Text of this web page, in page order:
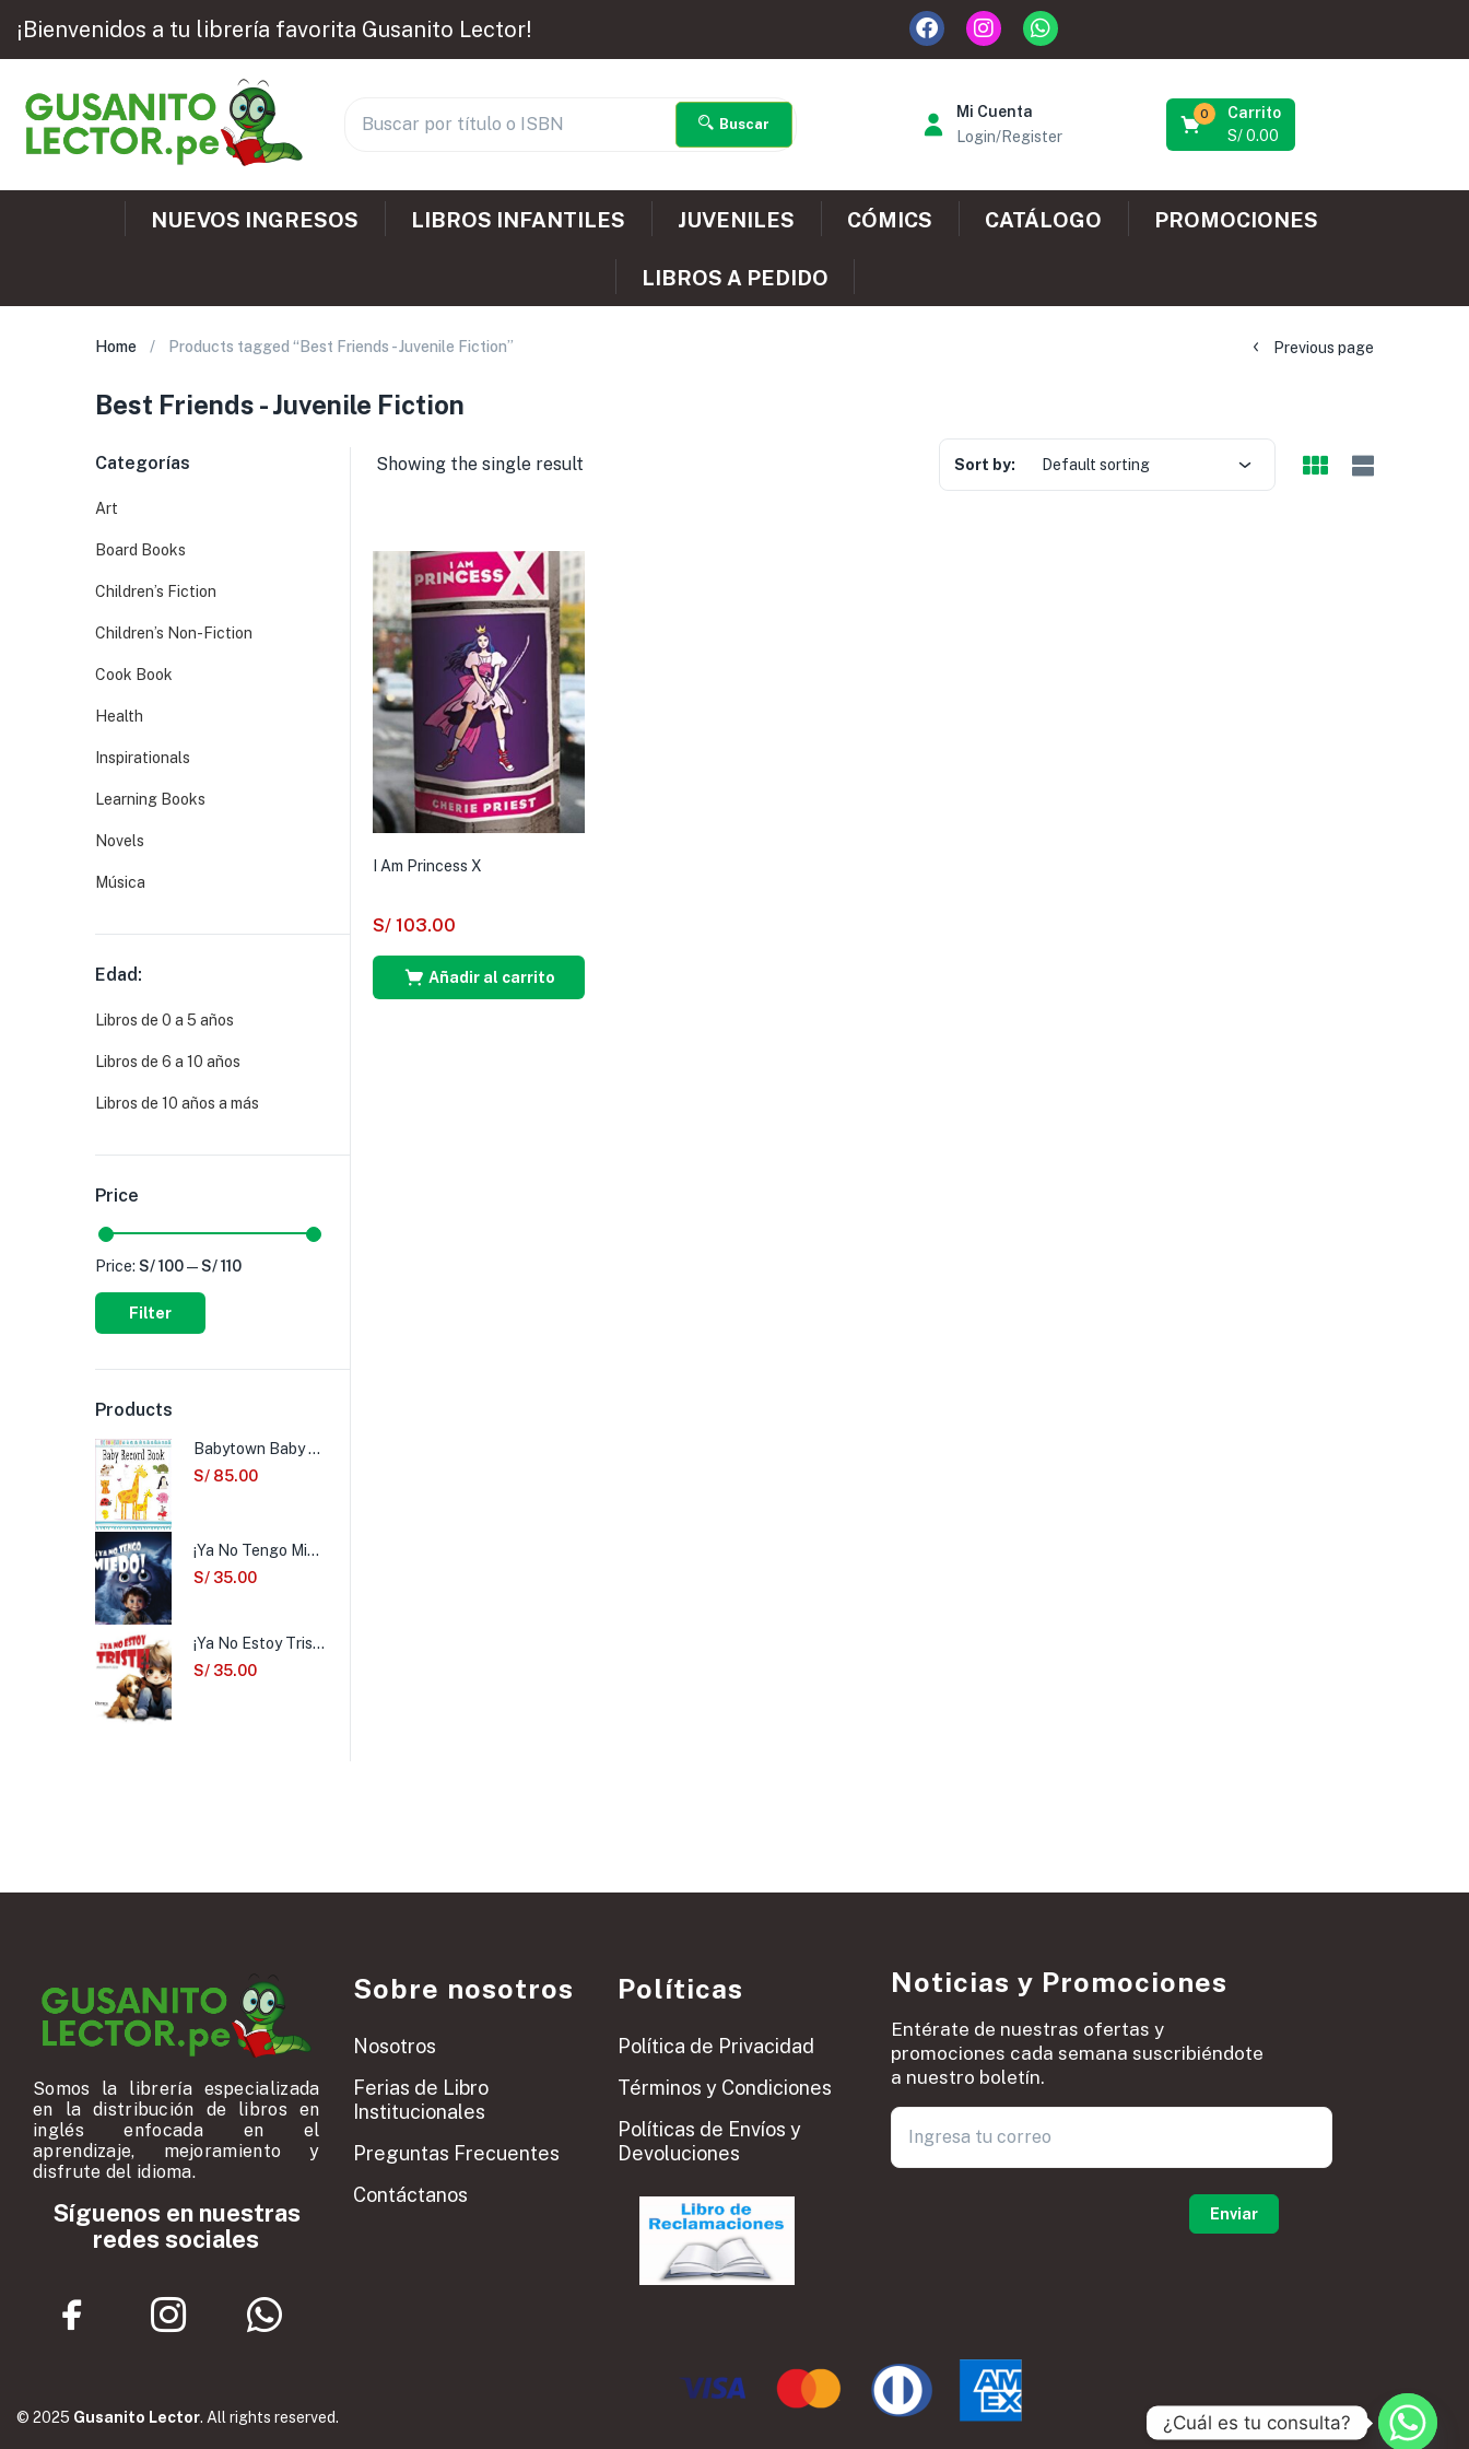
¡Bienvenidos a tu librería favorita Gusanito Lector!
Buscar
Mi Cuenta
Login/Register
Carrito
0
S/0.00
NUEVOS INGRESOS LIBROS INFANTILES JUVENILES CÓMICS CATÁLOGO PROMOCIONES
LIBROS A PEDIDO
Home Products tagged “Best Friends - Juvenile Fiction” Previous page
Best Friends - Juvenile Fiction
Showing the single result Sort by: Default sorting
I Am Princess X
S/ 103.00
Añadir al carrito
Categorías
Art
Board Books
Children’s Fiction
Children’s Non-Fiction
Cook Book
Health
Inspirationals
Learning Books
Novels
Música
Edad:
Libros de 0 a 5 años
Libros de 6 a 10 años
Libros de 10 años a más
Price
Filter
Price: S/ 100—S/ 110
Products
Babytown Baby Record Book
S/ 85.00
¡Ya No Tengo Miedo!
S/ 35.00
¡Ya No Estoy Triste!
S/ 35.00
Somos la librería especializada
en la distribución de libros en
inglés enfocada en el
aprendizaje, mejoramiento y
disfrute del idioma.
Síguenos en nuestras
redes sociales
Sobre nosotros
Nosotros
Ferias de Libro
Institucionales
Preguntas Frecuentes
Contáctanos
Políticas
Política de Privacidad
Términos y Condiciones
Políticas de Envíos y
Devoluciones
Noticias y Promociones
Entérate de nuestras ofertas y
promociones cada semana suscribiéndote
a nuestro boletín.
© 2025 Gusanito Lector. All rights reserved. ¿Cuál es tu consulta?